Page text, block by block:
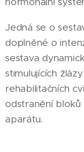
Jedná se o
doplněné o
sestava
stimulujících
rehabilitačních
odstranění
aparátu.